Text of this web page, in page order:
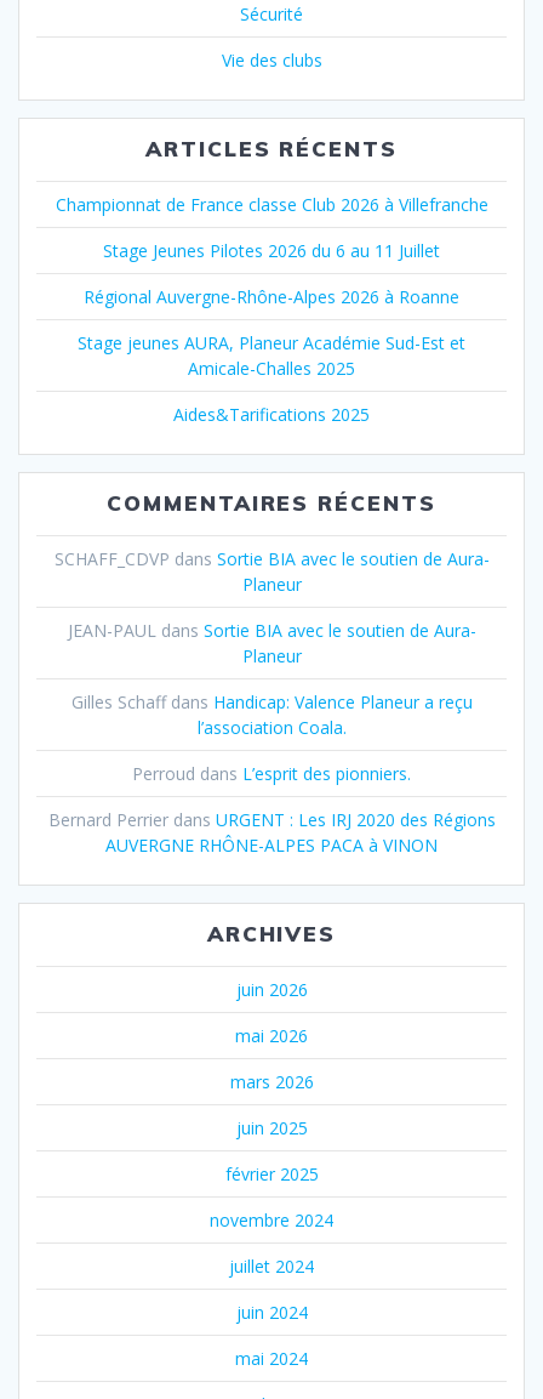
Sécurité
Vie des clubs
ARTICLES RÉCENTS
Championnat de France classe Club 2026 à Villefranche
Stage Jeunes Pilotes 2026 du 6 au 11 Juillet
Régional Auvergne-Rhône-Alpes 2026 à Roanne
Stage jeunes AURA, Planeur Académie Sud-Est et
Amicale-Challes 2025
Aides&Tarifications 2025
COMMENTAIRES RÉCENTS
SCHAFF_CDVP dans Sortie BIA avec le soutien de Aura-
Planeur
JEAN-PAULdans Sortie BIA avec le soutien de Aura-
Planeur
Gilles Schaffdans Handicap: Valence Planeur a reçu
l’association Coala.
Perroud dans L’esprit des pionniers.
Bernard Perrierdans URGENT : Les IRJ 2020 des Régions
AUVERGNE RHÔNE-ALPES PACA à VINON
ARCHIVES
juin 2026
mai 2026
mars 2026
juin 2025
février 2025
novembre 2024
juillet 2024
juin 2024
mai 2024